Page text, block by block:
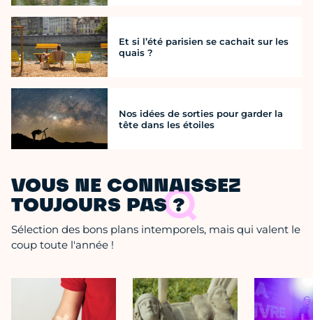
Et si l’été parisien se cachait sur les
quais ?
Nos idées de sorties pour garder la
tête dans les étoiles
VOUS NE CONNAISSEZ
TOUJOURS PAS ?
Sélection des bons plans intemporels, mais qui valent le
coup toute l'année !